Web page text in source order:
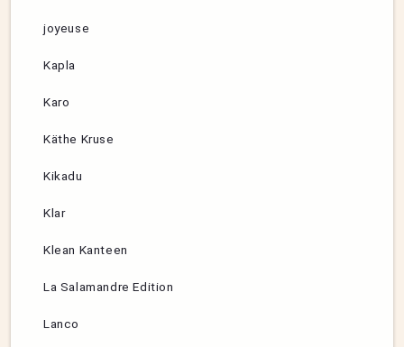
joyeuse
Kapla
Karo
Käthe Kruse
Kikadu
Klar
Klean Kanteen
La Salamandre Edition
Lanco